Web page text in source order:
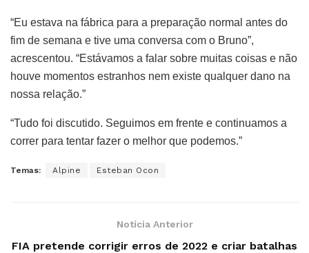
“Eu estava na fábrica para a preparação normal antes do
fim de semana e tive uma conversa com o Bruno”,
acrescentou. “Estávamos a falar sobre muitas coisas e não
houve momentos estranhos nem existe qualquer dano na
nossa relação.”
“Tudo foi discutido. Seguimos em frente e continuamos a
correr para tentar fazer o melhor que podemos.”
Temas: Alpine Esteban Ocon
Notícia Anterior
FIA pretende corrigir erros de 2022 e criar batalhas